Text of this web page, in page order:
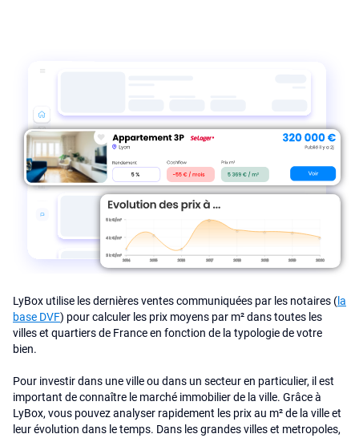
LyBox utilise les dernières ventes communiquées par les notaires (la
base DVF) pour calculer les prix moyens par m² dans toutes les
villes et quartiers de France en fonction de la typologie de votre
bien.
Pour investir dans une ville ou dans un secteur en particulier, il est
important de connaître le marché immobilier de la ville. Grâce à
LyBox, vous pouvez analyser rapidement les prix au m² de la ville et
leur évolution dans le temps. Dans les grandes villes et metropoles,